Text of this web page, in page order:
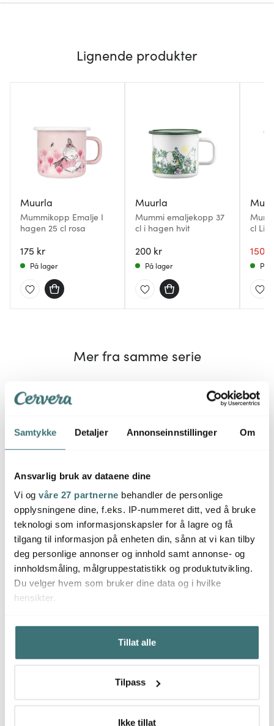
Samtykke Detaljer Annonseinnstillinger Om
Ansvarlig bruk av dataene dine
Vi og våre 27 partnerne behandler de personlige
opplysningene dine, f.eks. IP-nummeret ditt, ved å bruke
teknologi som informasjonskapsler for å lagre og få
tilgang til informasjon på enheten din, sånn at vi kan tilby
deg personlige annonser og innhold samt annonse- og
innholdsmåling, målgruppestatistikk og produktutvikling.
Du velger hvem som bruker dine data og i hvilke
hensikter.
Hvis du gir oss lov, vil vi også gjerne:
Innhente informasjon om den geografiske
beliggenheten din, som kan være nøyaktig innenfor
Identifisere enheten din ved å aktivt skanne den for
kan du lese om hvordan dine personlige
Tillat alle
Tilpass
Ikke tillat
Lignende produkter
Muurla
Mummikopp Emalje I
hagen 25 cl rosa
175 kr
På lager
Muurla
Mummi emaljekopp 37
cl i hagen hvit
200 kr
På lager
cl
150
På
Mer fra samme serie
Muurla
Mummikopp emalje
mumipappa retro 37 cl
200 kr
På lager
Muurla
Mummikopp Emalje 80
cl telttur gul
255 kr
På lager
Du kanskje også liker